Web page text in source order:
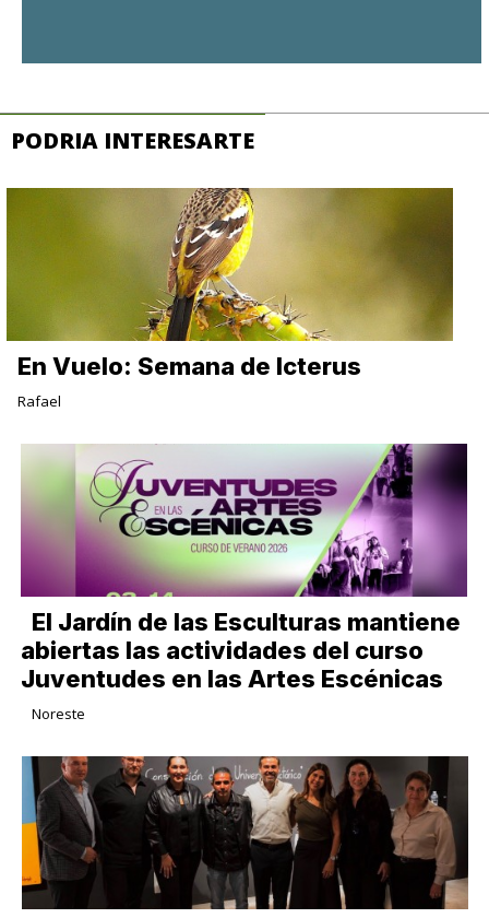
PODRIA INTERESARTE
En Vuelo: Semana de Icterus
Rafael
El Jardín de las Esculturas mantiene
abiertas las actividades del curso
Juventudes en las Artes Escénicas
Noreste